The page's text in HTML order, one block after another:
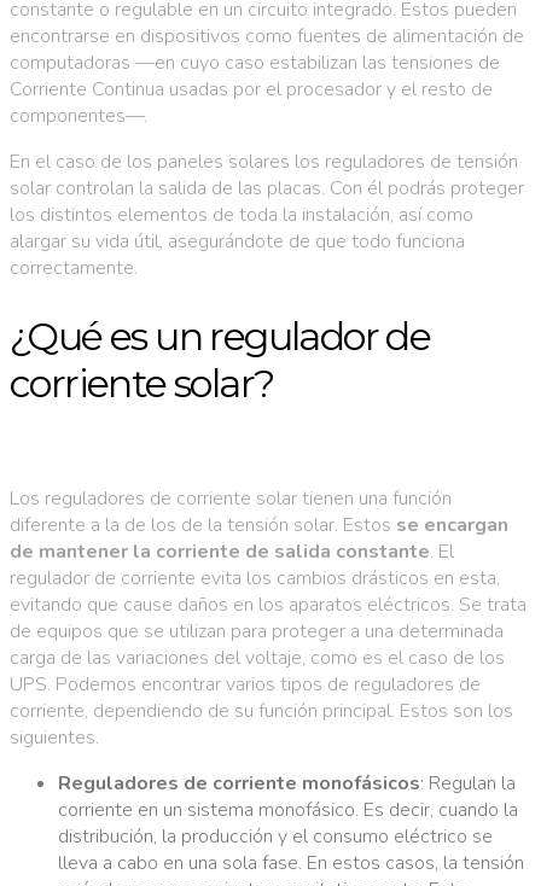
constante o regulable en un circuito integrado. Estos pueden
encontrarse en dispositivos como fuentes de alimentación de
computadoras —en cuyo caso estabilizan las tensiones de
Corriente Continua usadas por el procesador y el resto de
componentes—.
En el caso de los paneles solares los reguladores de tensión
solar controlan la salida de las placas. Con él podrás proteger
los distintos elementos de toda la instalación, así como
alargar su vida útil, asegurándote de que todo funciona
correctamente.
¿Qué es un regulador de
corriente solar?
Los reguladores de corriente solar tienen una función
diferente a la de los de la tensión solar. Estos se encargan
de mantener la corriente de salida constante. El
regulador de corriente evita los cambios drásticos en esta,
evitando que cause daños en los aparatos eléctricos. Se trata
de equipos que se utilizan para proteger a una determinada
carga de las variaciones del voltaje, como es el caso de los
UPS. Podemos encontrar varios tipos de reguladores de
corriente, dependiendo de su función principal. Estos son los
siguientes.
Reguladores de corriente monofásicos: Regulan la
corriente en un sistema monofásico. Es decir, cuando la
distribución, la producción y el consumo eléctrico se
lleva a cabo en una sola fase. En estos casos, la tensión